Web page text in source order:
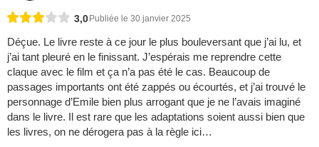
3,0 Publiée le 30 janvier 2025
Déçue. Le livre reste à ce jour le plus bouleversant que j’ai lu, et
j’ai tant pleuré en le finissant. J’espérais me reprendre cette
claque avec le film et ça n’a pas été le cas. Beaucoup de
passages importants ont été zappés ou écourtés, et j’ai trouvé le
personnage d’Emile bien plus arrogant que je ne l’avais imaginé
dans le livre. Il est rare que les adaptations soient aussi bien que
les livres, on ne dérogera pas à la règle ici…